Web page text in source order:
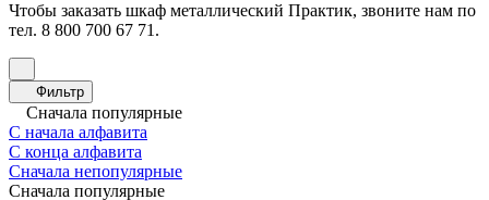
Чтобы заказать шкаф металлический Практик, звоните нам по
тел. 8 800 700 67 71.
Фильтр
Сначала популярные
С начала алфавита
С конца алфавита
Сначала непопулярные
Сначала популярные